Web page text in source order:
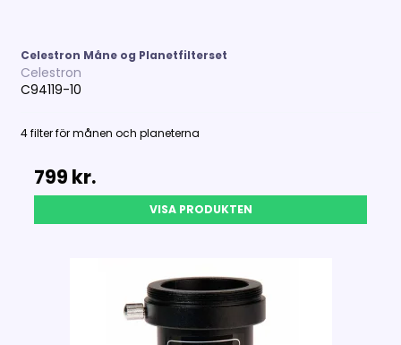
Celestron Måne og Planetfilterset
Celestron
C94119-10
4 filter för månen och planeterna
799 kr.
VISA PRODUKTEN